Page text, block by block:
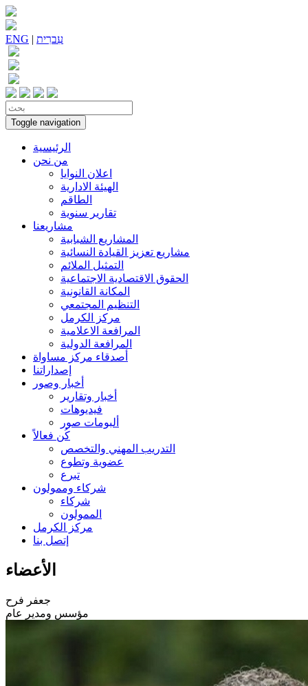
ENG | עִברִית
Toggle navigation
الرئيسية
من نحن
اعلان النوايا
الهيئة الادارية
الطاقم
تقارير سنوية
مشاريعنا
المشاريع الشبابية
مشاريع تعزيز القيادة النسائية
التمثيل الملائم
الحقوق الاقتصادية الاجتماعية
المكانة القانونية
التنظيم المجتمعي
مركز الكرمل
المرافعة الاعلامية
المرافعة الدولية
أصدقاء مركز مساواة
إصداراتنا
أخبار وصور
أخبار وتقارير
فيديوهات
ألبومات صور
كُن فعالاً
التدريب المهني والتخصص
عضوية وتطوع
تبرع
شركاء وممولون
شركاء
الممولون
مركز الكرمل
إتصل بنا
الأعضاء
جعفر فرح
مؤسس ومدير عام